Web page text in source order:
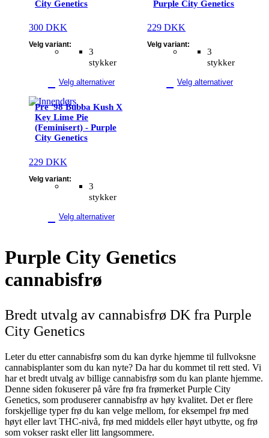
City Genetics
300 DKK
3
stykker
Velg variant:
Velg alternativer
varianter.
kan
velges
Purple City Genetics
229DKK
3
stykker
Velg variant:
Velg alternativer
varianter.
kan
velges
Pre '98 Bubba Kush X
Key Lime Pie
(Feminisert) - Purple
City Genetics
229 DKK
3
stykker
Velg variant:
Velg alternativer
Dette
produktet
har
flere
varianter.
kan
velges
Purple City Genetics
cannabisfrø
Bredt utvalg av cannabisfrø DK fra Purple
City Genetics
Leter du etter cannabisfrø som du kan dyrke hjemme til fullvoksne
cannabisplanter som du kan nyte? Da har du kommet til rett sted. Vi
har et bredt utvalg av billige cannabisfrø som du kan plante hjemme.
Denne siden fokuserer på våre frø fra frømerket Purple City
Genetics, som produserer cannabisfrø av høy kvalitet. Det er flere
forskjellige typer frø du kan velge mellom, for eksempel frø med
høyt eller lavt THC-nivå, frø med middels eller høyt utbytte, og frø
som vokser raskt eller litt langsommere.